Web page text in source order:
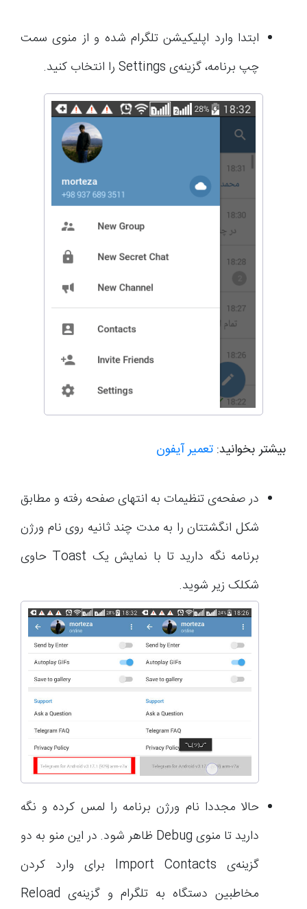
ابتدا وارد اپلیکیشن تلگرام شده و از منوی سمت
چپ برنامه، گزینه‌ی Settings را انتخاب کنید.
بیشتر بخوانید: تعمیر آیفون
در صفحه‌‌ی تنظیمات به انتهای صفحه‌ رفته و مطابق
شکل انگشتتان را به مدت چند ثانیه روی نام ورژن
برنامه نگه دارید تا با نمایش یک Toast حاوی
شکلک زیر شوید.
حالا مجددا نام ورژن برنامه را لمس کرده و نگه
دارید تا منوی Debug ظاهر شود. در این منو به دو
گزینه‌ی Import Contacts برای وارد کردن
مخاطبین دستگاه به تلگرام و گزینه‌ی Reload